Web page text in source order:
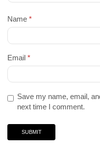
Name *
Email *
Save my name, email,
next time I comment.